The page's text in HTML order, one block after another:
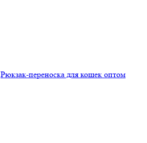
Рюкзак-переноска для кошек оптом